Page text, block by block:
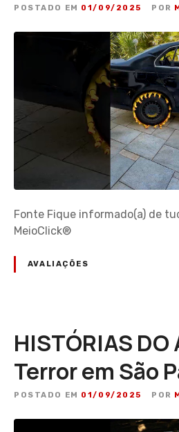
POSTADO EM 01/09/2025 POR
Fonte Fique informado(a) de
MeioClick®
AVALIAÇÕES
HISTÓRIAS DO
Terror em São
POSTADO EM 01/09/2025 POR